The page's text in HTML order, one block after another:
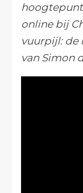
online bij
vuurpijl: de
van Simon